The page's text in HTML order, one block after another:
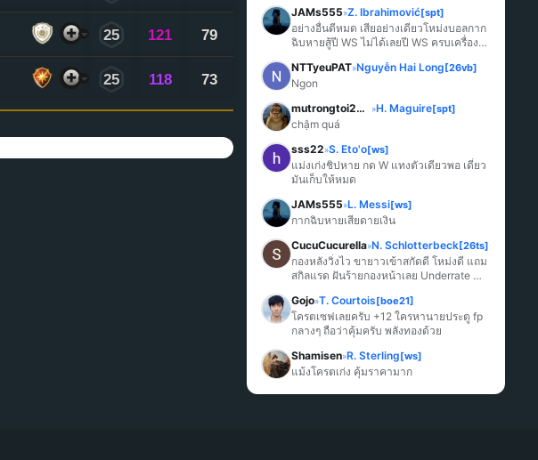
25 121 79
25 118 73
JAMs555»Z. Ibrahimović[spt]
อย่างอื่นดีหมด เสียอย่างเดียวโหม่งบอลกาก
ฉิบหายสู้ปี WS ไม่ได้เลยปี WS ครบเครื่อง
NTTyeuPAT»Nguyễn Hai Long[26vb]
Ngon
mutrongtoi2027
»H. Maguire[spt]
chậm quá
sss22»S. Eto'o[ws]
แม่งเก่งชิปหาย กด W แทงตัวเดียวพอ เดี๋ยว
มันเก็บให้หมด
JAMs555»L. Messi[ws]
กากฉิบหายเสียดายเงิน
CucuCucurella»N. Schlotterbeck[26ts]
กองหลังวิ่งไว ขายาวเข้าสกัดดี โหม่งดี แถม
สกิลแรด ฝันร้ายกองหน้าเลย Underrate
Gojo»T. Courtois[boe21]
โครตเซฟเลยครับ +12 ใครหานายประตู fp
กลางๆ ถือว่าคุ้มครับ พลังทองด้วย
Shamisen»R. Sterling[ws]
แม้งโครตเก่ง คุ้มราคามาก